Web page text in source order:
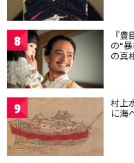
8 『
の“
の真
9 村上
に海